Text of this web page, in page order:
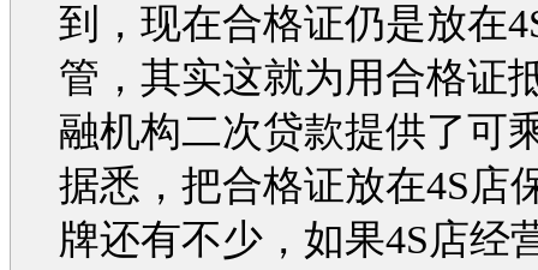
到，现在合格证仍是放在
管，其实这就为用合格证
融机构二次贷款提供了可
据悉，把合格证放在4S店
牌还有不少，如果4S店经